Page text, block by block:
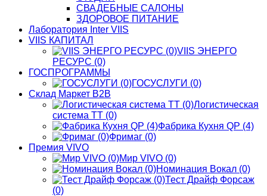
СВАДЕБНЫЕ САЛОНЫ
ЗДОРОВОЕ ПИТАНИЕ
Лаборатория Inter VIIS
VIIS КАПИТАЛ
VIIS ЭНЕРГО
РЕСУРС (0)
ГОСПРОГРАММЫ
ГОСУСЛУГИ (0)
Склад Маркет В2В
Логистическая
система ТТ (0)
Фабрика Кухня QP (4)
Фримаг (0)
Премия VIVO
Мир VIVO (0)
Номинация Вокал (0)
Тест Драйф Форсаж
(0)